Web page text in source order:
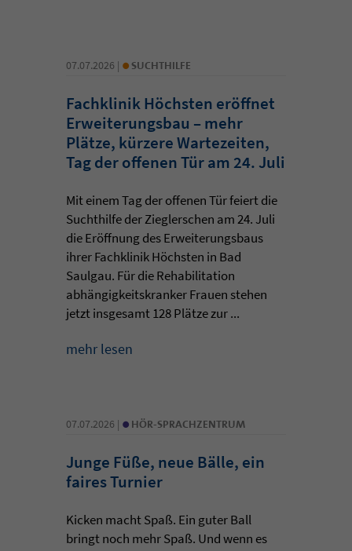
07.07.2026 | • SUCHTHILFE
Fachklinik Höchsten eröffnet
Erweiterungsbau – mehr
Plätze, kürzere Wartezeiten,
Tag der offenen Tür am 24. Juli
Mit einem Tag der offenen Tür feiert die
Suchthilfe der Zieglerschen am 24. Juli
die Eröffnung des Erweiterungsbaus
ihrer Fachklinik Höchsten in Bad
Saulgau. Für die Rehabilitation
abhängigkeitskranker Frauen stehen
jetzt insgesamt 128 Plätze zur ...
mehr lesen
07.07.2026 | • HÖR-SPRACHZENTRUM
Junge Füße, neue Bälle, ein
faires Turnier
Kicken macht Spaß. Ein guter Ball
bringt noch mehr Spaß. Und wenn es